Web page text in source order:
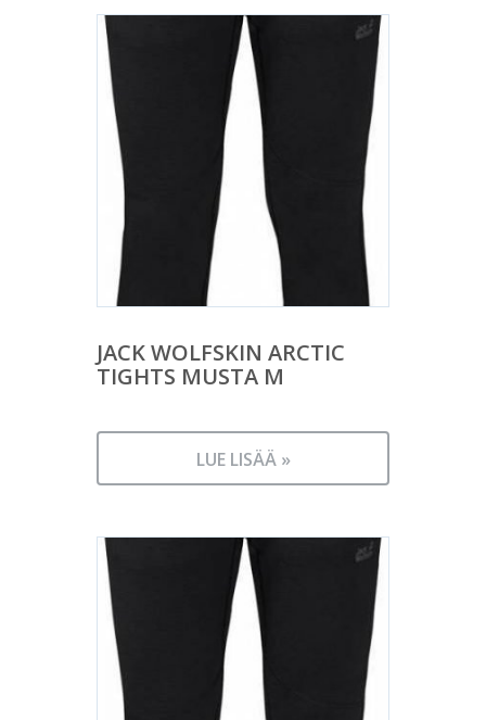
JACK WOLFSKIN ARCTIC
TIGHTS MUSTA M
LUE LISÄÄ »